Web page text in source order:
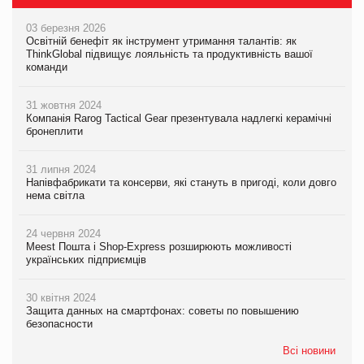
03 березня 2026
Освітній бенефіт як інструмент утримання талантів: як
ThinkGlobal підвищує лояльність та продуктивність вашої
команди
31 жовтня 2024
Компанія Rarog Tactical Gear презентувала надлегкі керамічні
бронеплити
31 липня 2024
Напівфабрикати та консерви, які стануть в пригоді, коли довго
нема світла
24 червня 2024
Meest Пошта і Shop-Express розширюють можливості
українських підприємців
30 квітня 2024
Защита данных на смартфонах: советы по повышению
безопасности
Всі новини